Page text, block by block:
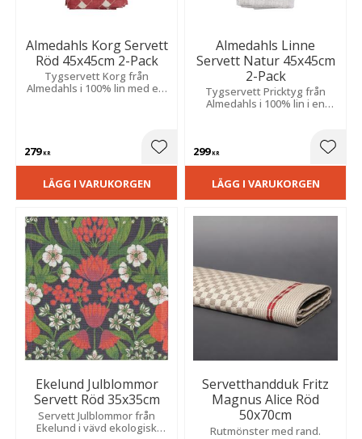
Almedahls Korg Servett
Röd 45x45cm 2-Pack
Tygservett Korg från
Almedahls i 100% lin med ett
279KR Lägg till i favoriter
LÄGG I VARUKORGEN
Almedahls Linne
Servett Natur 45x45cm
2-Pack
Tygservett Pricktyg från
Almedahls i 100% lin i en
som passar perfekt till alla
299KR
LÄGG I VARUKORGEN
Ekelund Julblommor
Servett Röd 35x35cm
​Servett Julblommor från
Ekelund i vävd ekologisk
Servetthandduk Fritz
Magnus Alice Röd
50x70cm
Rutmönster med rand.